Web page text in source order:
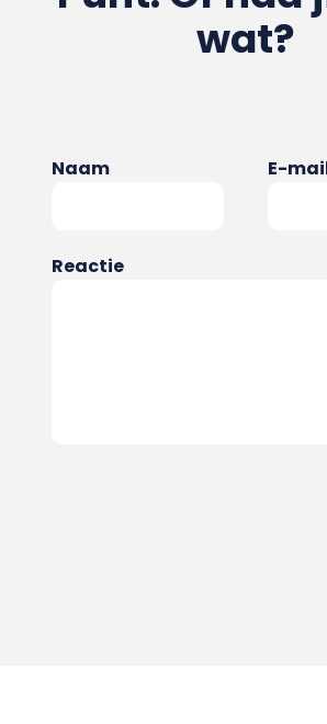
wat?
Naam E-
Reactie